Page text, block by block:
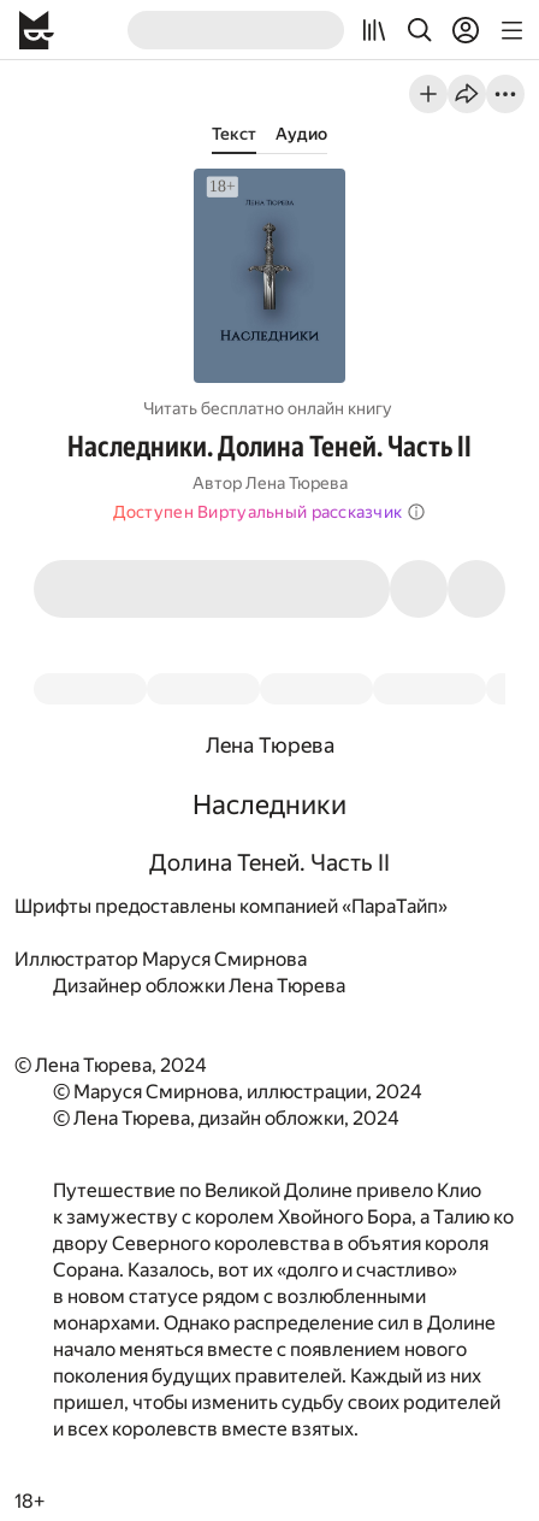
Текст Аудио
Читать бесплатно онлайн книгу
Наследники. Долина Теней. Часть II
Автор Лена Тюрева
Доступен Виртуальный рассказчик
Лена Тюрева
Наследники
Долина Теней. Часть II
Шрифты предоставлены компанией «ПараТайп»
Иллюстратор Маруся Смирнова
Дизайнер обложкиЛена Тюрева
© Лена Тюрева, 2024
© Маруся Смирнова, иллюстрации, 2024
© Лена Тюрева, дизайн обложки, 2024
Путешествие по Великой Долине привело Клио
к замужеству с королем Хвойного Бора, а Талию ко
двору Северного королевства в объятия короля
Сорана. Казалось, вот их «долго и счастливо»
в новом статусе рядом с возлюбленными
монархами. Однако распределение сил в Долине
начало меняться вместе с появлением нового
поколения будущих правителей. Каждый из них
пришел, чтобы изменить судьбу своих родителей
и всех королевств вместе взятых.
18+